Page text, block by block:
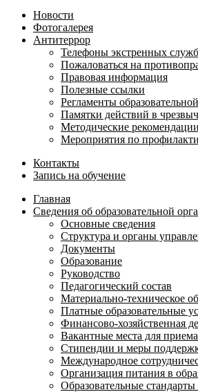
Новости
Фотогалерея
Антитеррор
Телефоны экстренных служб
Пожаловаться на
Правовая информация
Полезные ссылки
Регламенты
Памятки действий в
Методические
Мероприятия по
Контакты
Запись на обучение
Главная
Сведения об образовательной
Основные сведения
Структура и органы
Документы
Образование
Руководство
Педагогический состав
Материально-техническое
Платные образовательные
Финансово-хозяйственная
Вакантные места для
Стипендии и меры
Международное
Организация питания в
Образовательные